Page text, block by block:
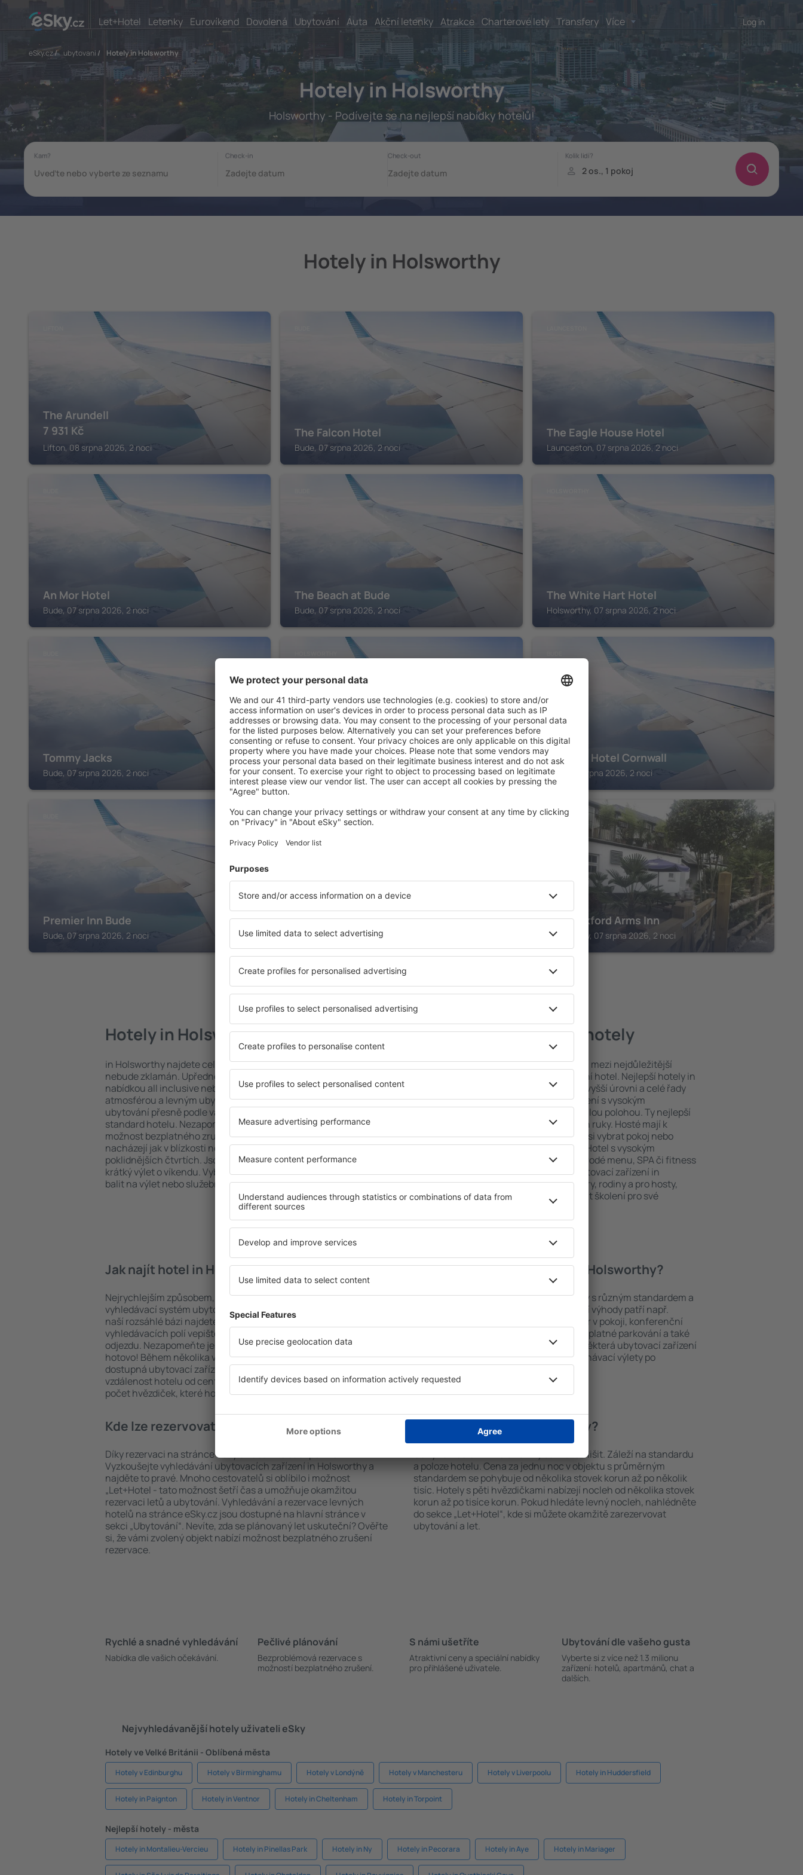
Let+Hotel Letenky Eurovíkend Dovolená Ubytování Auta Akční letenky Atrakce Charterové lety Transfery Více Log in
eSky.cz/ ubytovani / Hotely in Holsworthy
Hotely in Holsworthy
Holsworthy - Podívejte se na nejlepší nabídky hotelů!
Hotely in Holsworthy
The Arundell
7 931 Kč
Lifton, 08 srpna 2026, 2 noci
The Falcon Hotel
Bude, 07 srpna 2026, 2 noci
The Eagle House Hotel
Launceston, 07 srpna 2026, 2 noci
An Mor Hotel
Bude, 07 srpna 2026, 2 noci
The Beach at Bude
Bude, 07 srpna 2026, 2 noci
The White Hart Hotel
Holsworthy, 07 srpna 2026, 2 noci
Tommy Jacks
Bude, 07 srpna 2026, 2 noci
Kings Arms Hotel
Holsworthy, 07 srpna 2026, 2 noci
Kerenza Hotel Cornwall
Bude, 07 srpna 2026, 2 noci
Premier Inn Bude
Bude, 07 srpna 2026, 2 noci
BUDE
Kerenza Hotel Cornwall
Bude, 07 srpna 2026, 2 noci
HOLSWORTHY
The Bickford Arms Inn
Holsworthy, 07 srpna 2026, 2 noci
Zobrazit více hotelů in Holsworthy
Hotely in Holsworthy
in Holsworthy najdete celou řadu hotelů. Žádný návštěvník
nebude zklamán. Upřednostňujete hotel na vysoké úrovni a
nabídkou all inclusive nebo hledáte spíše místa s poklidnou
atmosférou a levným ubytováním? in Holsworthy na vás čeká
ubytování přesně podle vašich představ! Stačí zvolit polohu a
standard hotelu. Nezapomeňte zkontrolovat způsob platby a
možnost bezplatného zrušení rezervace. Hotely in Holsworthy se
nacházejí jak v blízkosti nejpopulárnějších atrakcí, tak i v
poklidnějších čtvrtích. Jsou jako stvořené na delší pobyt ale i
krátký výlet o víkendu. Vyberte hotel přesně pro vás a začněte se
balit na výlet nebo služební cestu už dnes!
Holsworthy – nejlepší hotely
Komplexní služby a výhodná poloha patří mezi nejdůležitější
kritéria, která musí splnit každý exklusivní hotel. Nejlepší hotely in
Holsworthy jsou zárukou obsluhy na nejvyšší úrovni a celé řady
dalších výhod pro hosty. Ubytovací zařízení s vysokým
standardem se mohou pochlubit dokonalou polohou. Ty nejlepší
atrakce in Holsworthy tak máte na dosah ruky. Hosté mají k
dispozici i bezplatné parkování a mohou si vybrat pokoj nebo
apartmán přesně podle svých představ. Hotel s vysokým
standardem znamená mimo jiné i různorodé menu, SPA či fitness
areál nebo atrakce pro děti. Nejlepší ubytovací zařízení in
Holsworthy jsou skvělým řešením pro páry, rodiny a pro hosty,
kteří cestují služebně nebo chtějí pořádat školení pro své
Jak najít hotel in Holsworthy?
Nejrychlejším způsobem, jak najít hotel in Holsworthy, je
vyhledávací systém ubytovacích zařízení na stránce eSky. Díky
naší rozsáhlé bázi najdete přesně to, co hledáte. Do
vyhledávacích polí vepište cíl cesty a vyberte data příjezdu a
odjezdu. Nezapomeňte ještě uvést počet hostů a pokojů. A máte
hotovo! Během několika vteřin se před vámi objeví všechna
dostupná ubytovací zařízení. Snadno si pak můžete ověřit
vzdálenost hotelu od centra, způsob platby za ubytování nebo
počet hvězdiček, které hotel obdržel od předchozích návštěvníků.
Jaké zařízení nabízí hotely in Holsworthy?
Hotely in Holsworthy se řadí mezi objekty s různým standardem a
vybavením pro hosty. Mezi nejoblíbenější výhody patří např.
bezplatné wi-fi, SPA areál, minibar/trezor v pokoji, konferenční
centrum, restaurace, dětský koutek, bezplatné parkování a také
informační brožury o atrakcích v okolí. Některá ubytovací zařízení
nabízejí i transport z/na letiště nebo poznávací výlety po
historických památkách in Holsworthy.
Kde lze rezervovat hotel in Holsworthy?
Díky rezervaci na stránce eSky.cz ušetříte čas i peníze.
Vyzkoušejte vyhledávání ubytovacích zařízení in Holsworthy a
najděte to pravé. Mnoho cestovatelů si oblíbilo i možnost
„Let+Hotel - tato možnost šetří čas a umožňuje okamžitou
rezervaci letů a ubytování. Vyhledávání a rezervace levných
hotelů na stránce eSky.cz jsou dostupné na hlavní stránce v
sekci „Ubytování“. Nevíte, zda se plánovaný let uskuteční? Ověřte
si, že vámi zvolený objekt nabízí možnost bezplatného zrušení
rezervace.
Kolik stojí hotel in Holsworthy?
Ceny za nocleh in Holsworthy se můžou lišit. Záleží na standardu
a poloze hotelu. Cena za jednu noc v objektu s průměrným
standardem se pohybuje od několika stovek korun až po několik
tisíc. Hotely s pěti hvězdičkami nabízejí nocleh od několika stovek
korun až po tisíce korun. Pokud hledáte levný nocleh, nahlédněte
do sekce „Let+Hotel“, kde si můžete okamžitě zarezervovat
ubytování a let.
Rychlé a snadné vyhledávání
Nabídka dle vašich očekávání.
Pečlivé plánování
Bezproblémová rezervace s
možností bezplatného zrušení.
S námi ušetříte
Atraktivní ceny a speciální nabídky
pro přihlášené uživatele.
Ubytování dle vašeho gusta
Vyberte si z více než 1.3 milionu
zařízení: hotelů, apartmánů, chat a
dalších.
Nejvyhledávanější hotely uživateli eSky
Hotely ve Velké Británii - Oblíbená města
Hotely v Edinburghu Hotely v Birminghamu Hotely v Londýně Hotely v Manchesteru Hotely v Liverpoolu Hotely in Huddersfield
Hotely in Paignton Hotely in Ventnor Hotely in Cheltenham Hotely in Torpoint
Nejlepší hotely - města
Hotely in Montalieu-Vercieu Hotely in Pinellas Park Hotely in Ny Hotely in Pecorara Hotely in Aye Hotely in Mariager